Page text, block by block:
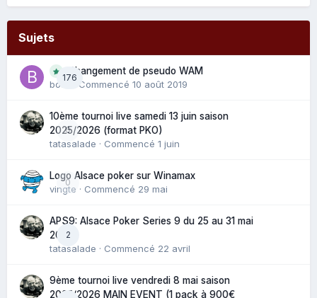
Sujets
176
Changement de pseudo WAM
bouli · Commencé 10 août 2019
0
10ème tournoi live samedi 13 juin saison
2025/2026 (format PKO)
tatasalade · Commencé 1 juin
0
Logo Alsace poker sur Winamax
vingte · Commencé 29 mai
2
APS9: Alsace Poker Series 9 du 25 au 31 mai
2025
tatasalade · Commencé 22 avril
9ème tournoi live vendredi 8 mai saison
2025/2026 MAIN EVENT (1 pack à 900€